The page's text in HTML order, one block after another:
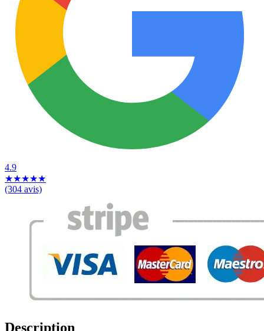
4.9
★★★★★
(304 avis)
Description